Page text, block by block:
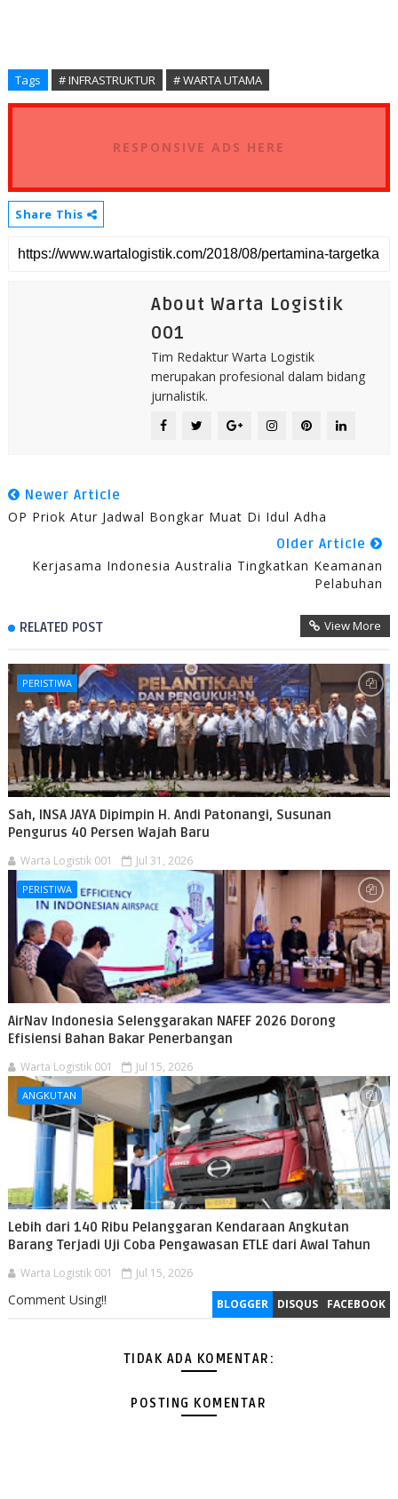
Tags # INFRASTRUKTUR # WARTA UTAMA
RESPONSIVE ADS HERE
Share This
About Warta Logistik
001
Tim Redaktur Warta Logistik
merupakan profesional dalam bidang
jurnalistik.
Newer Article
OP Priok Atur Jadwal Bongkar Muat Di Idul Adha
Older Article
Kerjasama Indonesia Australia Tingkatkan Keamanan
Pelabuhan
RELATED POST View More
PERISTIWA
Sah, INSA JAYA Dipimpin H. Andi Patonangi, Susunan
Pengurus 40 Persen Wajah Baru
Warta Logistik 001 Jul 31, 2026
PERISTIWA
AirNav Indonesia Selenggarakan NAFEF 2026 Dorong
Efisiensi Bahan Bakar Penerbangan
Warta Logistik 001 Jul 15, 2026
ANGKUTAN
Lebih dari 140 Ribu Pelanggaran Kendaraan Angkutan
Barang Terjadi Uji Coba Pengawasan ETLE dari Awal Tahun
Warta Logistik 001 Jul 15, 2026
BLOGGER DISQUS FACEBOOK
Comment Using!!
TIDAK ADA KOMENTAR:
POSTING KOMENTAR